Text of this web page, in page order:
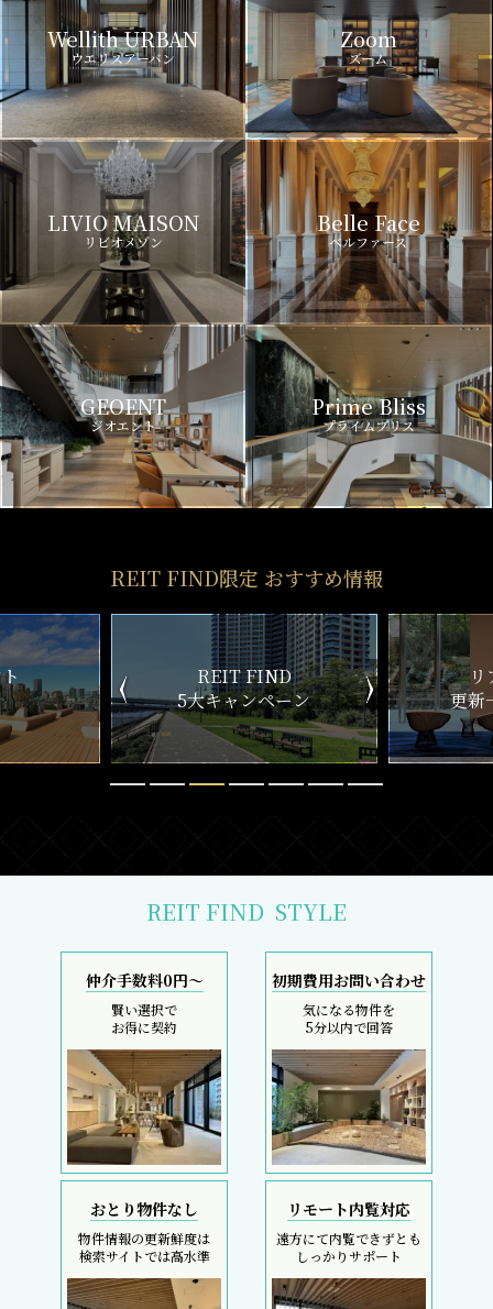
Wellith URBAN
ウエリスアーバン
Zoom
ズーム
LIVIO MAISON
リビオメゾン
Belle Face
ベルファース
GEOENT
ジオエント
Prime Bliss
プライムブリス
REIT FIND限定 おすすめ情報
ン
リアルタイム
更新一覧チェック
新
REIT FIND STYLE
仲介手数料0円～
賢い選択で
お得に契約
初期費用お問い合わせ
気になる物件を
5分以内で回答
おとり物件なし
物件情報の更新鮮度は
検索サイトでは高水準
リモート内覧対応
遠方にて内覧できずとも
しっかりサポート